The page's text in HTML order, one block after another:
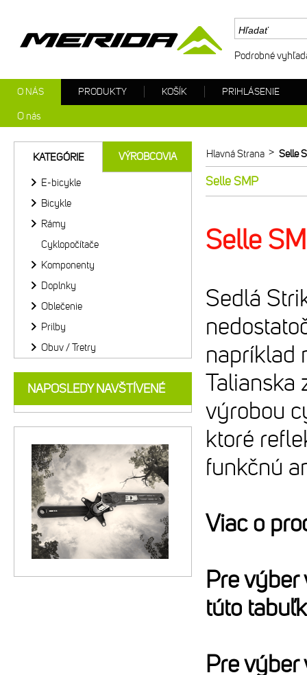
Hlavná Strana > Selle
Selle SMP
Selle
Sedlá
napríklad
Talianska
výrobou
ktoré
funkčnú
Viac o
Pre
túto
Pre
KATEGÓRIE VÝROBCOVIA
E-bicykle
Bicykle
Rámy
Cyklopočítače
Komponenty
Doplnky
Oblečenie
Prilby
Obuv / Tretry
NAPOSLEDY NAVŠTÍVENÉ
Podrobné
O NÁS
O nás
PRODUKTY KOŠÍK PRIHLÁSENIE